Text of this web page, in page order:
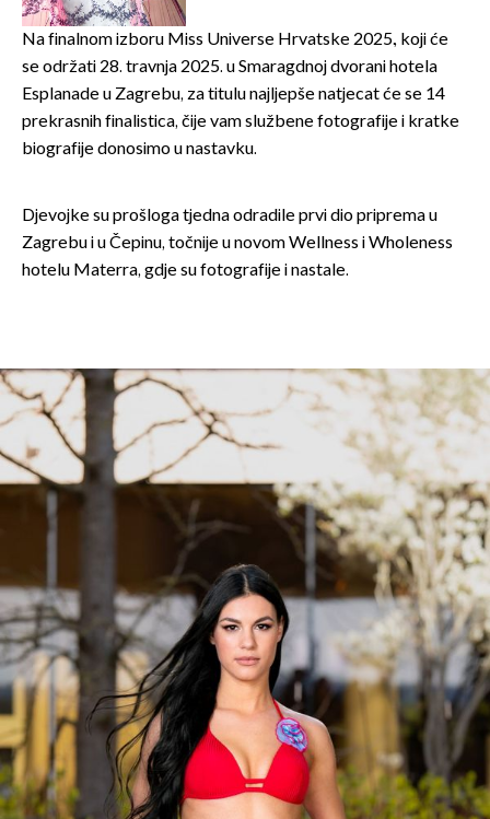
izazivaju nevjericu
Na finalnom izboru Miss Universe Hrvatske 2025., koji će
se održati 28. travnja 2025. u Smaragdnoj dvorani hotela
Esplanade u Zagrebu, za titulu najljepše natjecat će se 14
prekrasnih finalistica, čije vam službene fotografije i kratke
biografije donosimo u nastavku.
Djevojke su prošloga tjedna odradile prvi dio priprema u
Zagrebu i u Čepinu, točnije u novom Wellness i Wholeness
hotelu Materra, gdje su fotografije i nastale.